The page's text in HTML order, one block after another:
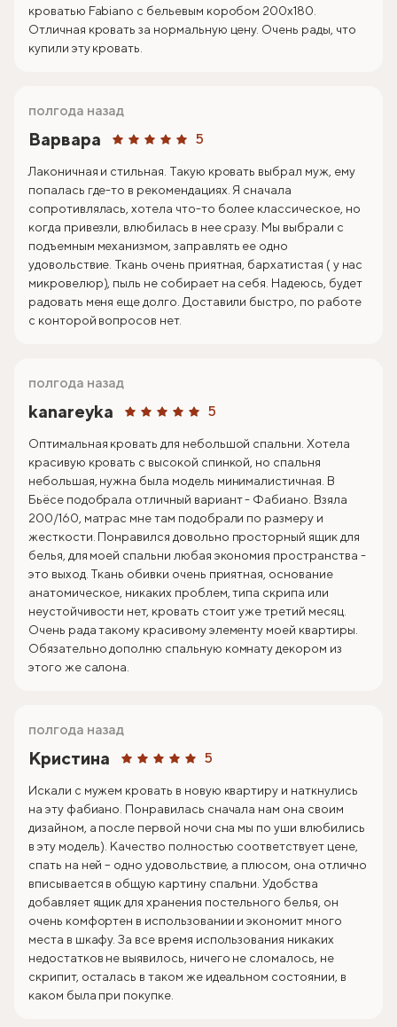
кроватью Fabiano с бельевым коробом 200х180.
Отличная кровать за нормальную цену. Очень рады, что
купили эту кровать.
Варвара 5
полгода назад
Лаконичная и стильная. Такую кровать выбрал муж, ему
попалась где-то в рекомендациях. Я сначала
сопротивлялась, хотела что-то более классическое, но
когда привезли, влюбилась в нее сразу. Мы выбрали с
подъемным механизмом, заправлять ее одно
удовольствие. Ткань очень приятная, бархатистая ( у нас
микровелюр), пыль не собирает на себя. Надеюсь, будет
радовать меня еще долго. Доставили быстро, по работе
с конторой вопросов нет.
kanareyka 5
полгода назад
Оптимальная кровать для небольшой спальни. Хотела
красивую кровать с высокой спинкой, но спальня
небольшая, нужна была модель минималистичная. В
Бьёсе подобрала отличный вариант - Фабиано. Взяла
200/160, матрас мне там подобрали по размеру и
жесткости. Понравился довольно просторный ящик для
белья, для моей спальни любая экономия пространства -
это выход. Ткань обивки очень приятная, основание
анатомическое, никаких проблем, типа скрипа или
неустойчивости нет, кровать стоит уже третий месяц.
Очень рада такому красивому элементу моей квартиры.
Обязательно дополню спальную комнату декором из
этого же салона.
Кристина 5
полгода назад
Искали с мужем кровать в новую квартиру и наткнулись
на эту фабиано. Понравилась сначала нам она своим
дизайном, а после первой ночи сна мы по уши влюбились
в эту модель). Качество полностью соответствует цене,
спать на ней – одно удовольствие, а плюсом, она отлично
вписывается в общую картину спальни. Удобства
добавляет ящик для хранения постельного белья, он
очень комфортен в использовании и экономит много
места в шкафу. За все время использования никаких
недостатков не выявилось, ничего не сломалось, не
скрипит, осталась в таком же идеальном состоянии, в
каком была при покупке.